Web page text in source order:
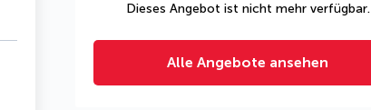
Dieses Angebot ist nicht mehr verfügbar.
Alle Angebote ansehen